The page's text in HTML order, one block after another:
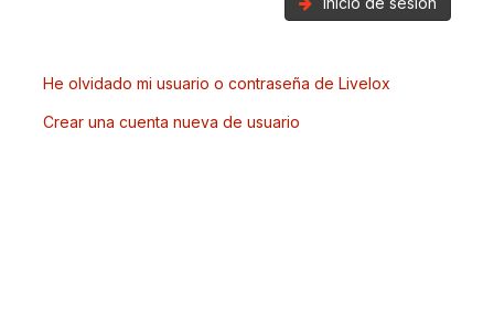
He olvidado mi usuario o contraseña de Livelox
Crear una cuenta nueva de usuario